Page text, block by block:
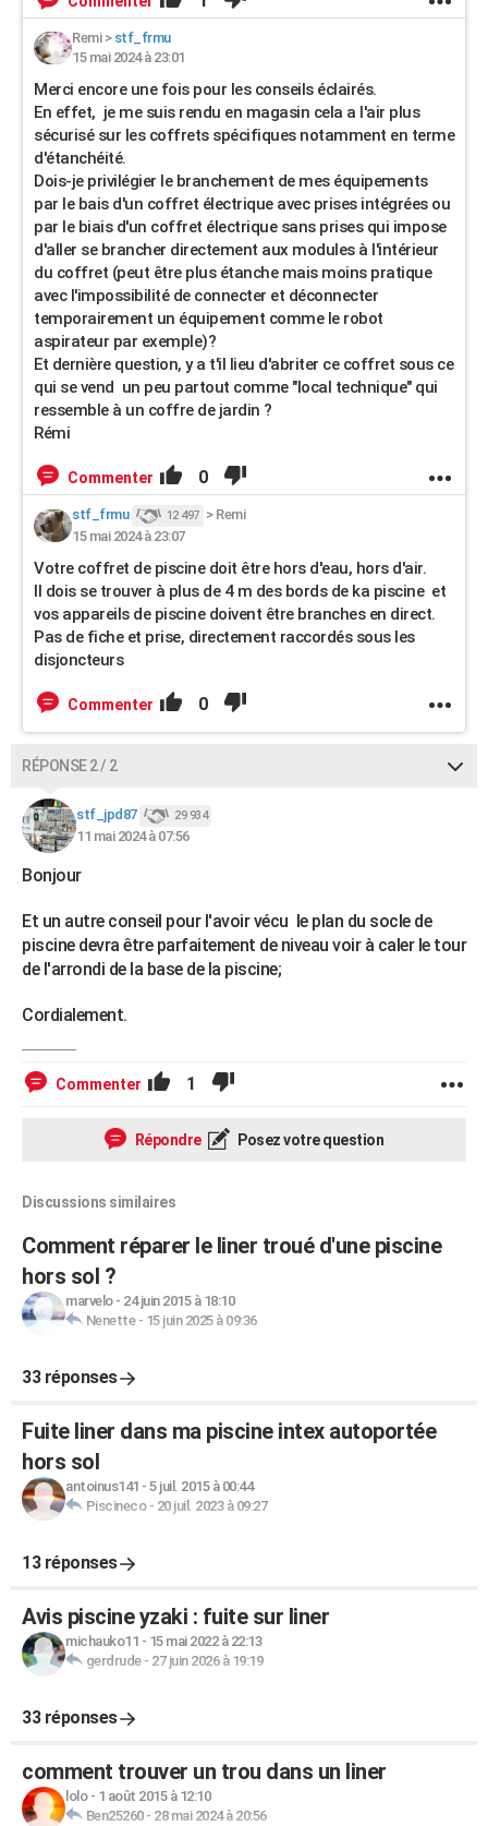
Remi> stf_frmu
15 mai 2024 à 23:01
Merci encore une fois pour les conseils éclairés.
En effet, je me suis rendu en magasin cela a l'air plus
sécurisé sur les coffrets spécifiques notamment en terme
d'étanchéité.
Dois-je privilégier le branchement de mes équipements
par le bais d'un coffret électrique avec prises intégrées ou
par le biais d'un coffret électrique sans prises qui impose
d'aller se brancher directement aux modules à l'intérieur
du coffret (peut être plus étanche mais moins pratique
avec l'impossibilité de connecter et déconnecter
temporairement un équipement comme le robot
aspirateur par exemple)?
Et dernière question, y a t'il lieu d'abriter ce coffret sous ce
qui se vend un peu partout comme "local technique" qui
ressemble à un coffre de jardin ?
Rémi
Commenter 0
stf_frmu 12 497 > Remi
15 mai 2024 à 23:07
Votre coffret de piscine doit être hors d'eau, hors d'air.
Il dois se trouver à plus de 4 m des bords de ka piscine et
vos appareils de piscine doivent être branches en direct.
Pas de fiche et prise, directement raccordés sous les
disjoncteurs
Commenter 0
RÉPONSE 2 / 2
stf_jpd87 29 934
11 mai 2024 à 07:56
Bonjour
Et un autre conseil pour l'avoir vécu le plan du socle de
piscine devra être parfaitement de niveau voir à caler le tour
de l'arrondi de la base de la piscine;
Cordialement.
Commenter 1
Répondre Posez votre question
Discussions similaires
Comment réparer le liner troué d'une piscine
hors sol ?
marvelo- 24 juin 2015 à 18:10
Nenette- 15 juin 2025 à 09:36
33 réponses
Fuite liner dans ma piscine intex autoportée
hors sol
antoinus141 - 5 juil. 2015 à 00:44
Piscineco- 20 juil. 2023 à 09:27
13 réponses
Avis piscine yzaki : fuite sur liner
michauko11 - 15 mai 2022 à 22:13
gerdrude- 27 juin 2026 à 19:19
33 réponses
comment trouver un trou dans un liner
lolo- 1 août 2015 à 12:10
Ben25260- 28 mai 2024 à 20:56